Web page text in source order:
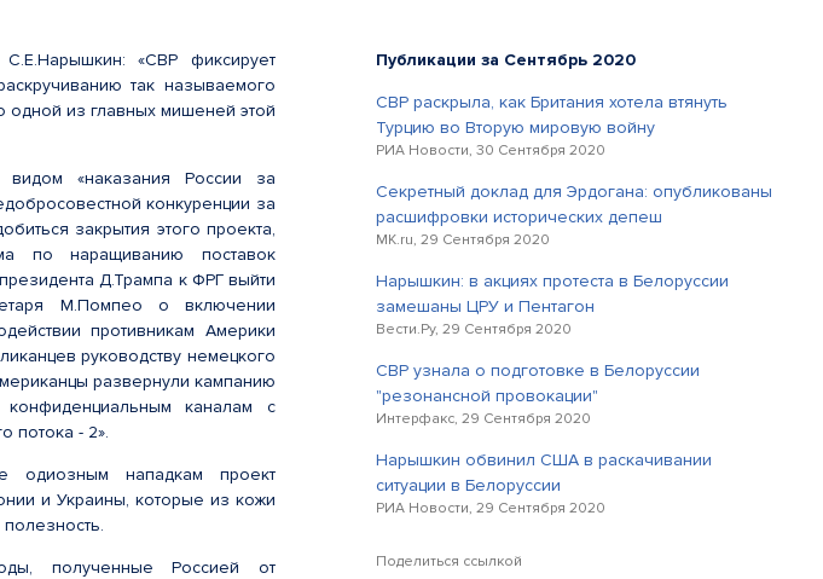
«СВР фиксирует
так называемого
одной из главных мишеней этой
«наказания России за
конкуренции за
закрытия этого проекта,
по наращиванию поставок
Д.Трампа к ФРГ выйти
М.Помпео о включении
противникам Америки
руководству немецкого
развернули кампанию
каналам с
потока - 2».
одиозным нападкам проект
и Украины, которые из кожи
полученные Россией от
Публикации за Сентябрь 2020
СВР раскрыла, как Британия хотела втянуть
Турцию во Вторую мировую войну
РИА Новости, 30 Сентября 2020
Секретный доклад для Эрдогана: опубликованы
расшифровки исторических депеш
MK.ru, 29 Сентября 2020
Нарышкин: в акциях протеста в Белоруссии
замешаны ЦРУ и Пентагон
Вести.Ру, 29 Сентября 2020
СВР узнала о подготовке в Белоруссии
"резонансной провокации"
Интерфакс, 29 Сентября 2020
Нарышкин обвинил США в раскачивании
ситуации в Белоруссии
РИА Новости, 29 Сентября 2020
Поделиться ссылкой